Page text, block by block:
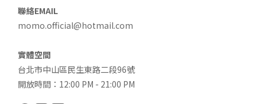
聯絡EMAIL
momo.official@hotmail.com
實體空間
台北市中山區民生東路二段96號
開放時間：12:00 PM - 21:00 PM